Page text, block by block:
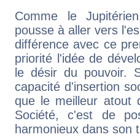
Comme le
pousse à aller vers
différence avec ce
priorité l'idée de
le désir du pouvoir.
capacité d'insertion
que le meilleur atout
Société, c'est de
harmonieux dans son